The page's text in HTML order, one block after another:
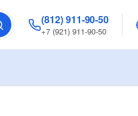
(812) 911-90-50
+7 (921) 911-90-50